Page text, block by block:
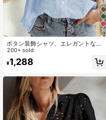
14
ボタン装飾シャツ、エレガントな長
袖カラーシャツ春
200+ sold
¥1,288